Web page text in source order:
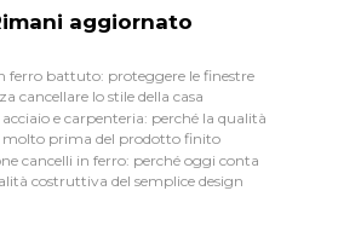
aggiornato
ferro battuto: proteggere le finestre
cancellare lo stile della casa
e carpenteria: perché la qualità
molto prima del prodotto finito
cancelli in ferro: perché oggi conta
costruttiva del semplice design